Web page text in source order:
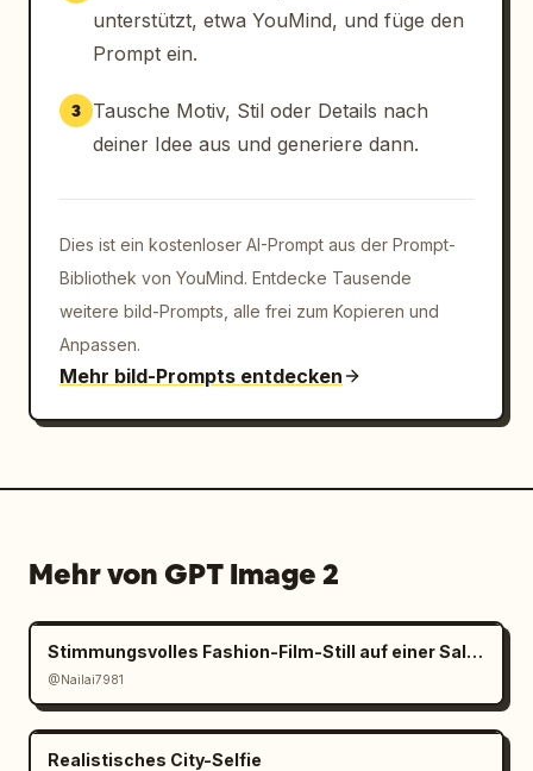
unterstützt, etwa YouMind, und füge den
Prompt ein.
3
Tausche Motiv, Stil oder Details nach
deiner Idee aus und generiere dann.
Dies ist ein kostenloser AI-Prompt aus der Prompt-
Bibliothek von YouMind. Entdecke Tausende
weitere bild-Prompts, alle frei zum Kopieren und
Anpassen.
Mehr bild-Prompts entdecken
Mehr von GPT Image 2
Stimmungsvolles Fashion-Film-Still auf einer Salzpfanne
@Nailai7981
Realistisches City-Selfie